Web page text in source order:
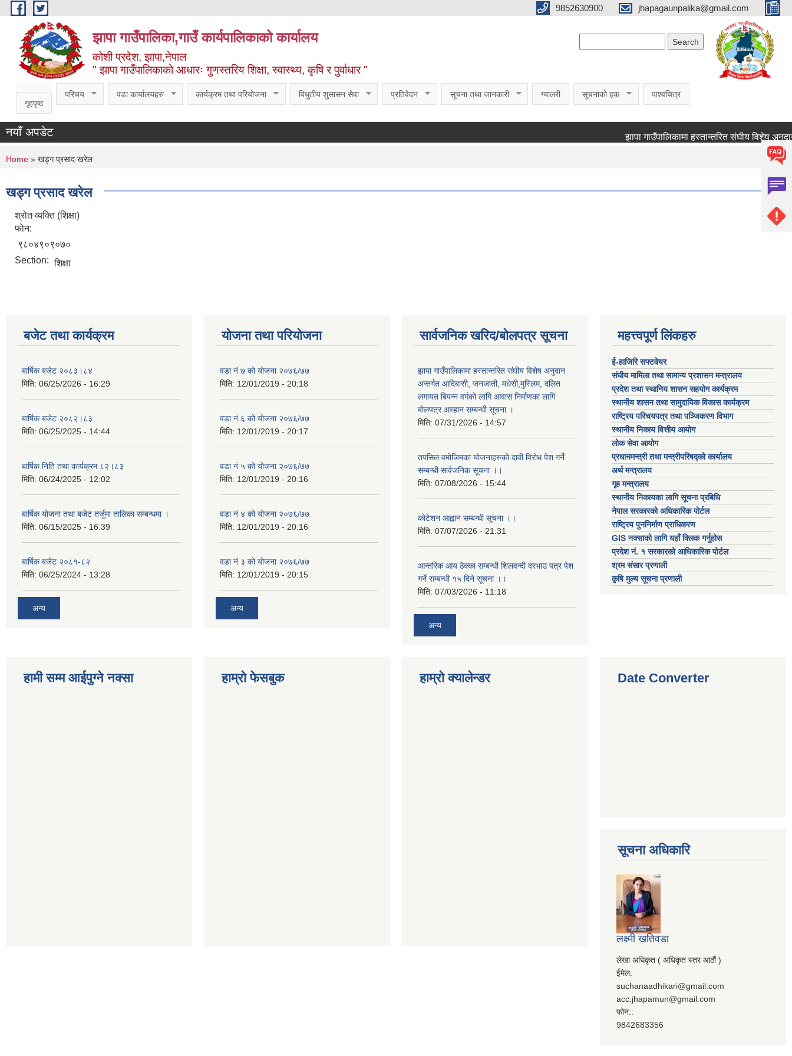
Skip to main content 9852630900 jhapagaunpalika@gmail.com
झापा गाउँपालिका,गाउँ कार्यपालिकाको कार्यालय
कोशी प्रदेश, झापा,नेपाल
" झापा गाउँपालिकाको आधारः गुणस्तरिय शिक्षा, स्वास्थ्य, कृषि र पुर्वाधार "
गृहपृष्ठ
परिचय वडा कार्यालयहरु कार्यक्रम तथा परियोजना विधुतीय शुसासन सेवा प्रतिवेदन सूचना तथा जानकारी ग्यालरी सूचनाको हक पाश्वचित्र
नयाँ अपडेट
You are here
Home » खड्ग प्रसाद खरेल
खड्ग प्रसाद खरेल
श्रोत व्यक्ति (शिक्षा)
फोन:
९८०४९०९०७०
Section: शिक्षा
बजेट तथा कार्यक्रम
बार्षिक बजेट २०८३।८४
मिति: 06/25/2026 - 16:29
बार्षिक बजेट २०८२।८३
मिति: 06/25/2025 - 14:44
बार्षिक निति तथा कार्यक्रम ८२।८३
मिति: 06/24/2025 - 12:02
बार्षिक योजना तथा बजेट तर्जुमा तालिका सम्बन्धमा ।
मिति: 06/15/2025 - 16:39
बार्षिक बजेट २०८१-८२
मिति: 06/25/2024 - 13:28
अन्य
योजना तथा परियोजना
वडा नं ७ को योजना २०७६/७७
मिति: 12/01/2019 - 20:18
वडा नं ६ को योजना २०७६/७७
मिति: 12/01/2019 - 20:17
वडा नं ५ को योजना २०७६/७७
मिति: 12/01/2019 - 20:16
वडा नं ४ को योजना २०७६/७७
मिति: 12/01/2019 - 20:16
वडा नं ३ को योजना २०७६/७७
मिति: 12/01/2019 - 20:15
अन्य
सार्वजनिक खरिद/बोलपत्र सूचना
झापा गाउँपालिकामा हस्तान्तरित संघीय विशेष अनुदान
अन्तर्गत आदिबासी, जनजाती, मधेसी,मुस्लिम, दलित
लगायत बिपन्न वर्गको लागि आवास निर्माणका लागि
बोलपत्र आव्हान सम्बन्धी सूचना ।
मिति: 07/31/2026 - 14:57
तपसिल वमोजिमका योजनाहरुको दावी विरोध पेश गर्ने
सम्बन्धी सार्वजनिक सूचना ।।
मिति: 07/08/2026 - 15:44
कोटेशन आह्वान सम्बन्धी सूचना ।।
मिति: 07/07/2026 - 21:31
आन्तरिक आय ठेक्का सम्बन्धी शिलवन्दी दरभाउ पत्र पेश
गर्ने सम्बन्धी १५ दिने सूचना ।।
मिति: 07/03/2026 - 11:18
अन्य
महत्त्वपूर्ण लिंकहरु
ई-हाजिरि सफ्टवेयर
संघीय मामिला तथा सामान्य प्रशासन मन्त्रालय
प्रदेश तथा स्थानिय शासन सहयोग कार्यक्रम
स्थानीय शासन तथा सामुदायिक विकास कार्यक्रम
राष्ट्रिय परिचयपत्र तथा पञ्जिकरण विभाग
स्थानीय निकाय वित्तीय आयोग
लोक सेवा आयोग
प्रधानमन्त्री तथा मन्त्रीपरिषद्को कार्यालय
अर्थ मन्त्रालय
गृह मन्त्रालय
स्थानीय निकायका लागि सूचना प्रबिधि
नेपाल सरकारको अधिकारिक पोर्टल
राष्ट्रिय पुननिर्माण प्राधिकरण
GIS नक्साको लागि यहाँ क्लिक गर्नुहोस
प्रदेश नं. १ सरकारको आधिकारिक पोर्टल
श्रम संसार प्रणाली
कृषि मुल्य सूचना प्रणाली
हामी सम्म आईपुग्ने नक्सा हाम्रो फेसबुक हाम्रो क्यालेन्डर Date Converter
सूचना अधिकारि
लक्ष्मी खतिवडा
लेखा अधिकृत ( अधिकृत स्तर आठौं )
ईमेल:
suchanaadhikari@gmail.com
acc.jhapamun@gmail.com
फोन::
9842683356